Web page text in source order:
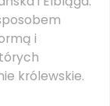
i
królewskie.